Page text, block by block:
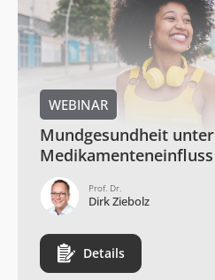
WEBINAR
Mundgesundheit unter
Medikamenteneinfluss
Prof. Dr.
Dirk Ziebolz
Details